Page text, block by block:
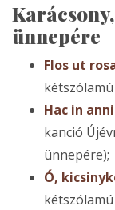
ünnepére
Flos ut
Hac in
kanció
ünnepére);
Ó,